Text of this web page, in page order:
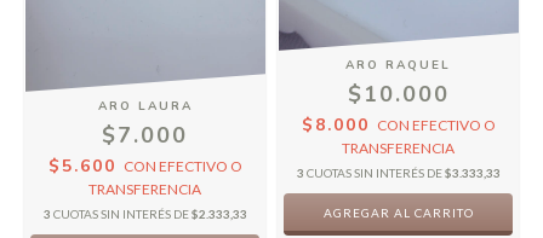
ARO LAURA
$7.000
$5.600 CON EFECTIVO O
TRANSFERENCIA
3 CUOTAS SIN INTERÉS DE$2.333,33
ARO RAQUEL
$10.000
$8.000 CON EFECTIVO O
TRANSFERENCIA
3 CUOTAS SIN INTERÉS DE$3.333,33